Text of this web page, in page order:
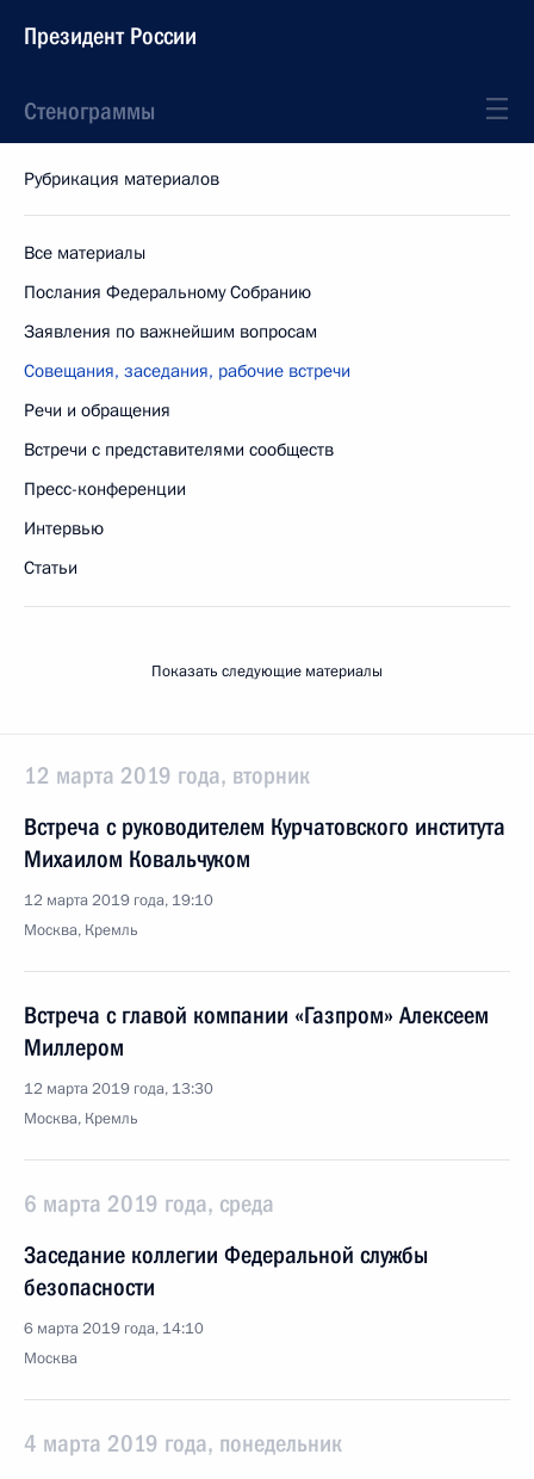
Президент России
Стенограммы
Рубрикация материалов
Все материалы
Послания Федеральному Собранию
Заявления по важнейшим вопросам
Совещания, заседания, рабочие встречи
Речи и обращения
Встречи с представителями сообществ
Пресс-конференции
Интервью
Статьи
Показать следующие материалы
12 марта 2019 года, вторник
Встреча с руководителем Курчатовского института
Михаилом Ковальчуком
12 марта 2019 года, 19:10
Москва, Кремль
Встреча с главой компании «Газпром» Алексеем
Миллером
12 марта 2019 года, 13:30
Москва, Кремль
6 марта 2019 года, среда
Заседание коллегии Федеральной службы
безопасности
6 марта 2019 года, 14:10
Москва
4 марта 2019 года, понедельник